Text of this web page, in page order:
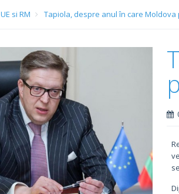
UE si RM Tapiola, despre anul în care Moldova